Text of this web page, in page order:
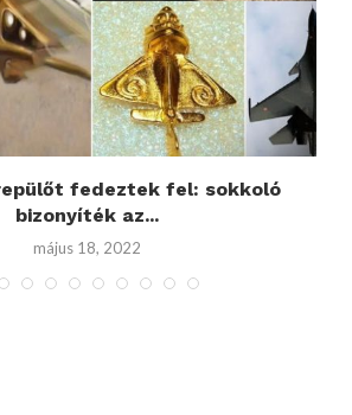
fedeztek fel: sokkoló
bizonyíték az...
május 18, 2022